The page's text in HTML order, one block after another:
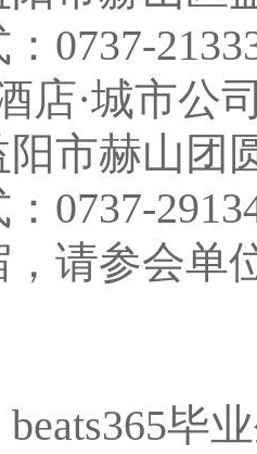
0737-
店·城市公
市赫山团
0737-
请参会单
毕